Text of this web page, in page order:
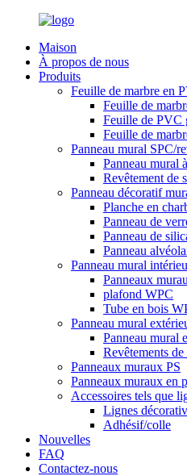
Maison
À propos de nous
Produits
Feuille de marbre en
Feuille de
Feuille de PVC
Feuille de
Panneau mural SPC/
Panneau mural
Revêtement de
Panneau décoratif
Planche en
Panneau de
Panneau de
Panneau
Panneau mural
Panneaux
plafond WPC
Tube en bois
Panneau mural
Panneau mural
Revêtements
Panneaux muraux PS
Panneaux muraux en
Accessoires tels que
Lignes
Adhésif/colle
Nouvelles
FAQ
Contactez-nous